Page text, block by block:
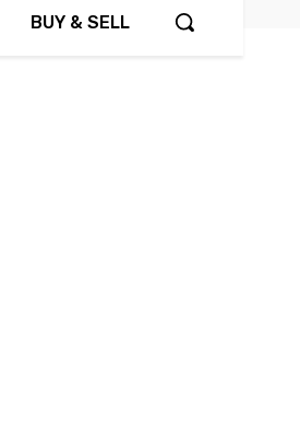
BUY & SELL